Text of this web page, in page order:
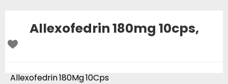
Allexofedrin 180mg 10cps,
Allexofedrin 180Mg 10Cps